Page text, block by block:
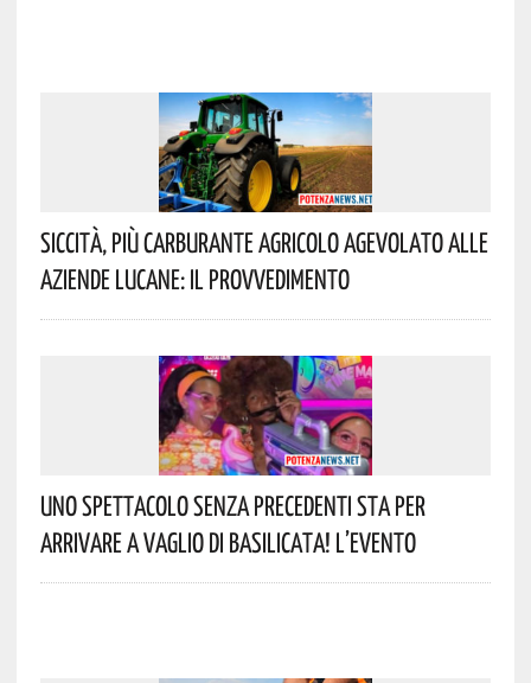
Siccità, Più Carburante Agricolo Agevolato Alle
Aziende Lucane: Il Provvedimento
Uno Spettacolo Senza Precedenti Sta Per
Arrivare A Vaglio Di Basilicata! L’evento